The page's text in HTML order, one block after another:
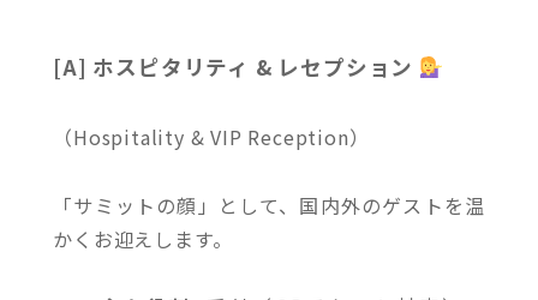
[A] ホスピタリティ & レセプション
（Hospitality & VIP Reception）
「サミットの顔」として、国内外のゲストを温
かくお迎えします。